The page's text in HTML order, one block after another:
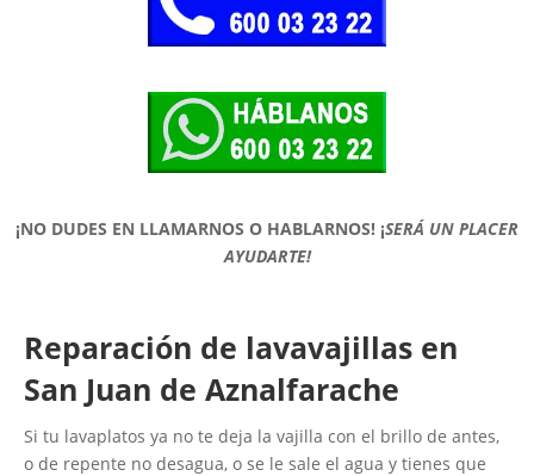
¡NO DUDES EN LLAMARNOS O HABLARNOS! ¡SERÁ UN PLACER
AYUDARTE!
Reparación de lavavajillas en
San Juan de Aznalfarache
Si tu lavaplatos ya no te deja la vajilla con el brillo de antes,
o de repente no desagua, o se le sale el agua y tienes que